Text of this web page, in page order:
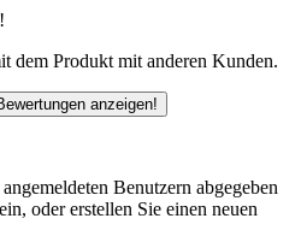
dem Produkt mit anderen Kunden.
anzeigen!
Benutzern abgegeben
oder erstellen Sie einen neuen